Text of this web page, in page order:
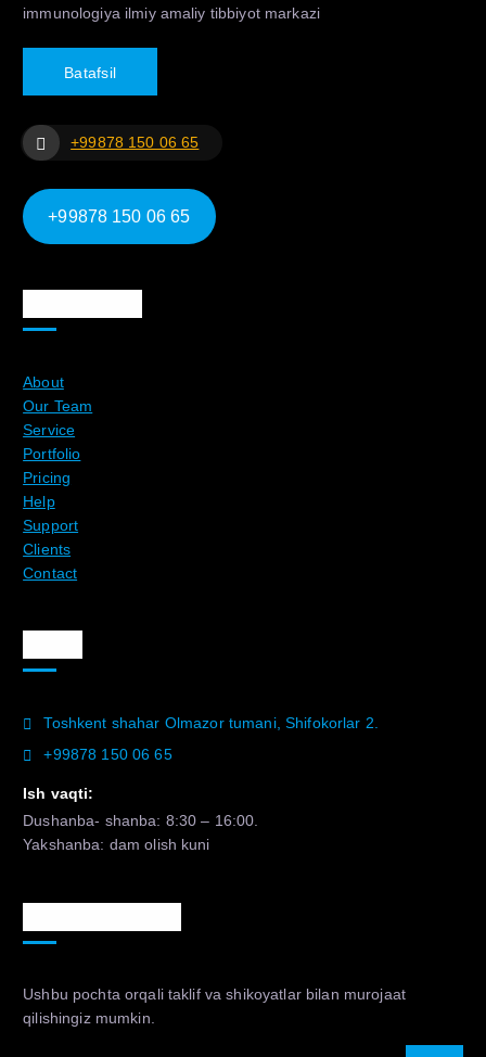
immunologiya ilmiy amaliy tibbiyot markazi
Batafsil
+99878 150 06 65
+99878 150 06 65
About
Our Team
Service
Portfolio
Pricing
Help
Support
Clients
Contact
Toshkent shahar Olmazor tumani, Shifokorlar 2.
+99878 150 06 65
Ish vaqti:
Dushanba- shanba: 8:30 – 16:00.
Yakshanba: dam olish kuni
Ushbu pochta orqali taklif va shikoyatlar bilan murojaat
qilishingiz mumkin.